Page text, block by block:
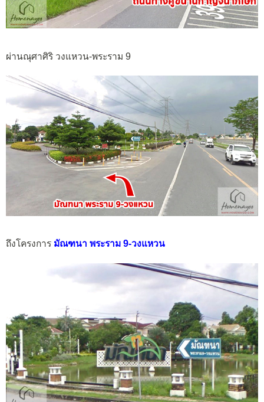
ผ่านณุศาศิริ วงแหวน-พระราม 9
ถึงโครงการ มัณฑนา พระราม 9-วงแหวน